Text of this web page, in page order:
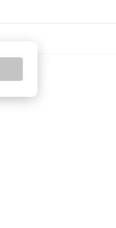
16+